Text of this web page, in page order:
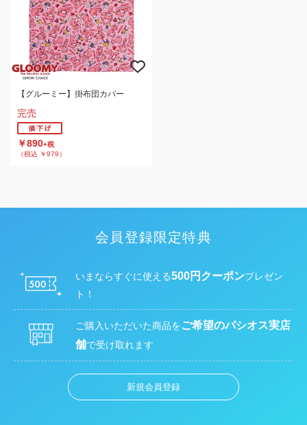
【グルーミー】掛布団カバー
完売
￥890+税
（税込 ￥979）
会員登録限定特典
いまならすぐに使える500円クーポンプレゼン
ト！
ご購入いただいた商品をご希望のパシオス実店
舗で受け取れます
新規会員登録